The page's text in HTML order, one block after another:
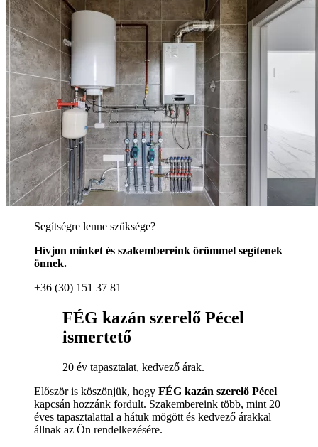
Segítségre lenne szüksége?
Hívjon minket és szakembereink örömmel segítenek
önnek.
+36 (30) 151 37 81
FÉG kazán szerelő Pécel
ismertető
20 év tapasztalat, kedvező árak.
Először is köszönjük, hogy FÉG kazán szerelő Pécel
kapcsán hozzánk fordult. Szakembereink több, mint 20
éves tapasztalattal a hátuk mögött és kedvező árakkal
állnak az Ön rendelkezésére.